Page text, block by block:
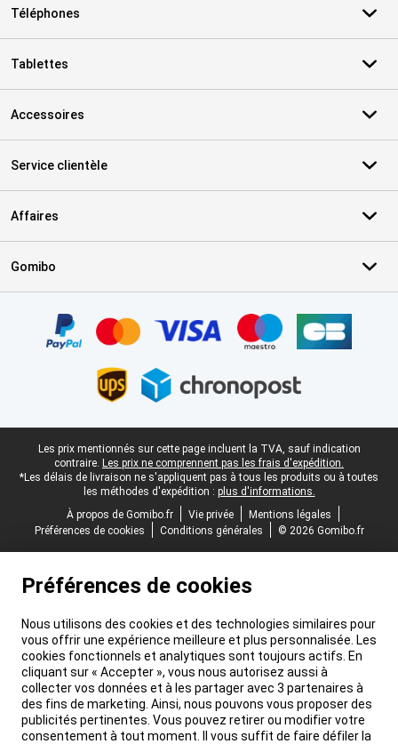
Téléphones
Tablettes
Accessoires
Service clientèle
Affaires
Gomibo
Pied-de-page légal
Les prix mentionnés sur cette page incluent la TVA, sauf indication
contraire. Les prix ne comprennent pas les frais d'expédition.
*Les délais de livraison ne s'appliquent pas à tous les produits ou à toutes
les méthodes d'expédition : plus d'informations.
À propos de Gomibo.fr
Vie privée
Mentions légales
Préférences de cookies
Conditions générales © 2026 Gomibo.fr
Préférences de cookies
Nous utilisons des cookies et des technologies similaires pour
vous offrir une expérience meilleure et plus personnalisée. Les
cookies fonctionnels et analytiques sont toujours actifs. En
cliquant sur « Accepter », vous nous autorisez aussi à
collecter vos données et à les partager avec 3 partenaires à
des fins de marketing. Ainsi, nous pouvons vous proposer des
publicités pertinentes. Vous pouvez retirer ou modifier votre
consentement à tout moment. Il vous suffit de faire défiler la